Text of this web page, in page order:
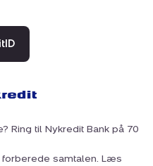
Ring til Nykredit Bank på 70
samtalen. Læs